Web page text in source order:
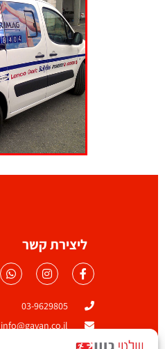
ליצירת קשר
03-9629805
info@gavan.co.il